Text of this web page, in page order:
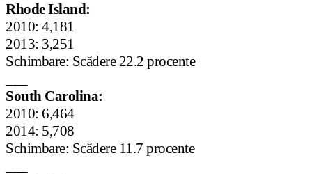
Rhode Island:
2010: 4,181
2013: 3,251
Schimbare: Scădere 22.2 procente
South Carolina:
2010: 6,464
2014: 5,708
Schimbare: Scădere 11.7 procente